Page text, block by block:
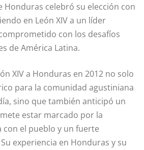
Honduras celebró su elección con
en León XIV a un líder
con los desafíos
de América Latina.
XIV a Honduras en 2012 no solo
para la comunidad agustiniana
sino que también anticipó un
estar marcado por la
con el pueblo y un fuerte
experiencia en Honduras y su